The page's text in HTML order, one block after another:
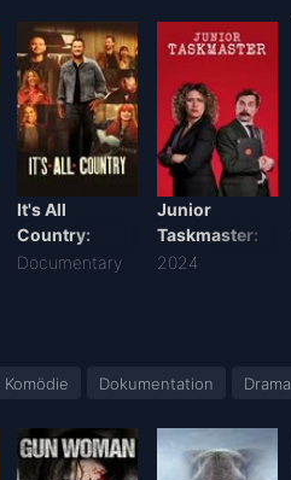
It's All
Country:
Season 1
Documentary
Junior
Taskmaster:
Season 1
2024
Komödie Dokumentation Drama